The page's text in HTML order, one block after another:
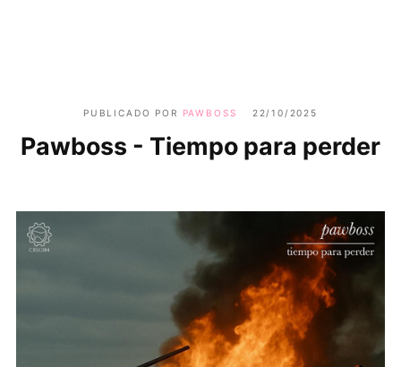
PUBLICADO POR PAWBOSS 22/10/2025
Pawboss - Tiempo para perder